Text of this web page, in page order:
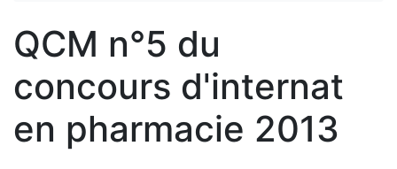
QCM n°5 du
concours d'internat
en pharmacie 2013